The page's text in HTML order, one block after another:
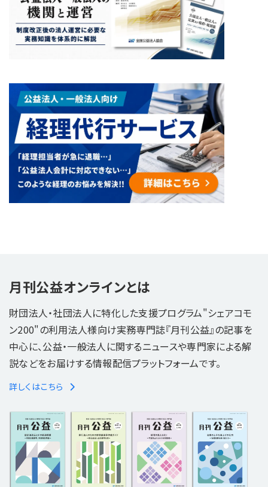
月刊公益オンラインとは
財団法人・社団法人に特化した支援プログラム"シェアコモ
ン200"の利用法人様向け実務専門誌『月刊公益』の記事を
中心に、公益・一般法人に関するニュースや専門家による解
説などをお届けする情報配信プラットフォームです。
詳しくはこちら